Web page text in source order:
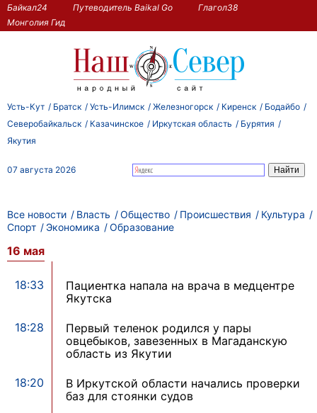
Байкал24 Путеводитель Baikal Go
Глагол38
Монголия Гид
Усть-Кут Братск Усть-Илимск Железногорск Киренск
Бодайбо
Северобайкальск
Казачинское Иркутская область
Бурятия
Якутия
07 августа 2026
Все новости Власть Общество Происшествия
Культура
Спорт
Экономика Образование
16 мая
18:33
Пациентка напала на врача в медцентре
Якутска
18:28
Первый теленок родился у пары
овцебыков, завезенных в Магаданскую
область из Якутии
18:20
В Иркутской области начались проверки
баз для стоянки судов